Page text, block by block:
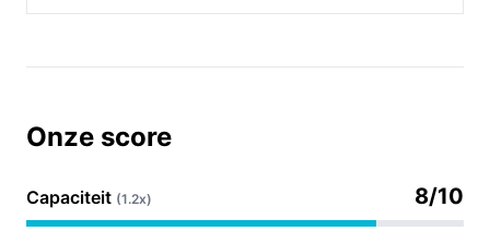
Onze score
Capaciteit (1.2x) 8/10